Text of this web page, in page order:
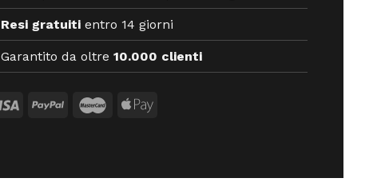
Resi gratuitientro 14 giorni
Garantito da oltre 10.000 clienti